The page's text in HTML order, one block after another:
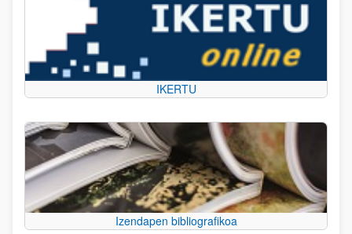
IKERTU
Izendapen bibliografikoa